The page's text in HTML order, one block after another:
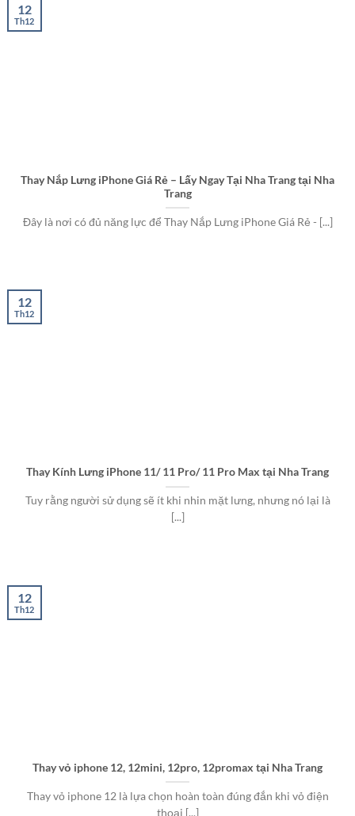
Thay Nắp Lưng iPhone Giá Rẻ – Lấy Ngay Tại Nha Trang tại Nha
Trang
Đây là nơi có đủ năng lực để Thay Nắp Lưng iPhone Giá Rẻ - [...]
12
Th12
Thay Kính Lưng iPhone 11/ 11 Pro/ 11 Pro Max tại Nha Trang
Tuy rằng người sử dụng sẽ ít khi nhin mặt lưng, nhưng nó lại là
[...]
12
Th12
Thay vỏ iphone 12, 12mini, 12pro, 12promax tại Nha Trang
Thay vỏ iphone 12 là lựa chọn hoàn toàn đúng đắn khi vỏ điện
thoại [...]
12
Th12